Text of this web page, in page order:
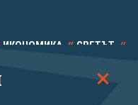
ИКОНОМИКА СВЕТЪТ
КАЛЕЙДОСКОП